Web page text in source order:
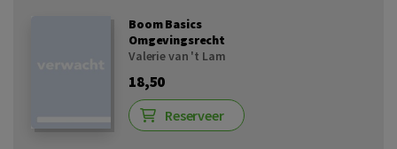
Boom Basics
Omgevingsrecht
Valerie van 't Lam
18,50
Reserveer